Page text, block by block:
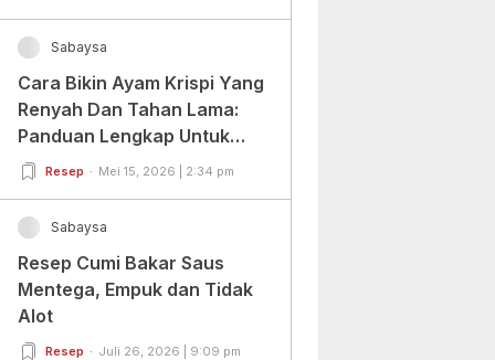
Sabaysa
Cara Bikin Ayam Krispi Yang
Renyah Dan Tahan Lama:
Panduan Lengkap Untuk
Pemula Dan Profesional
Resep Mei 15, 2026 | 2:34 pm
Sabaysa
Resep Cumi Bakar Saus
Mentega, Empuk dan Tidak
Alot
Resep Juli 26, 2026 | 9:09 pm